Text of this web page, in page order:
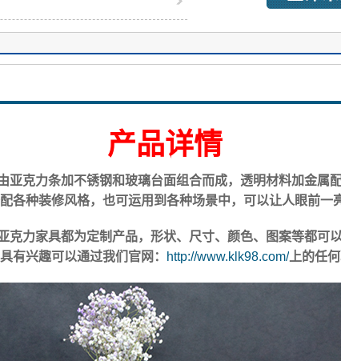
产品详情
亚克力条加不锈钢和玻璃台面组合而成，透明材料加金属
各种装修风格，也可运用到各种场景中，可以让人眼前一
克力家具都为定制产品，形状、尺寸、颜色、图案等都可
有兴趣可以通过我们官网：
http://www.klk98.com/ 上的任